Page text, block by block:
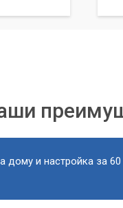
дому и настройка за